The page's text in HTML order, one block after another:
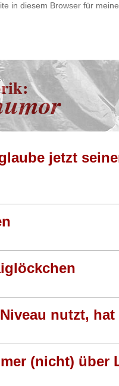
in diesem Browser für
jetzt
nutzt, hat
(nicht) über